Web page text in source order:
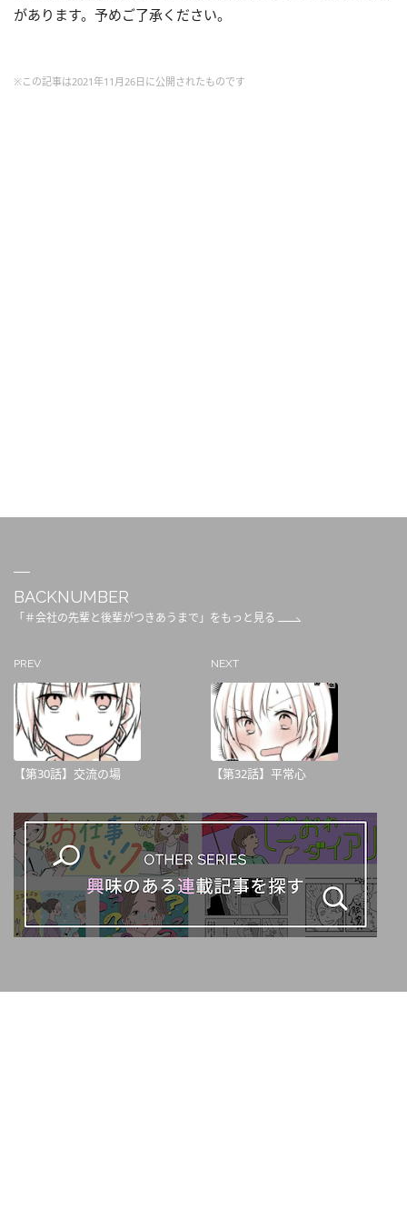
があります。予めご了承ください。
※この記事は2021年11月26日に公開されたものです
BACKNUMBER
「＃会社の先輩と後輩がつきあうまで」をもっと見る
PREV
【第30話】交流の場
NEXT
【第32話】平常心